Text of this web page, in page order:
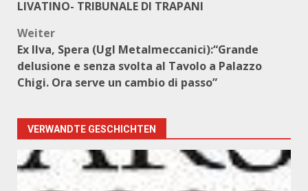
LIVATINO- TRIBUNALE DI TRAPANI
Weiter
Ex Ilva, Spera (Ugl Metalmeccanici):“Grande
delusione e senza svolta al Tavolo a Palazzo
Chigi. Ora serve un cambio di passo”
VERWANDTE GESCHICHTEN